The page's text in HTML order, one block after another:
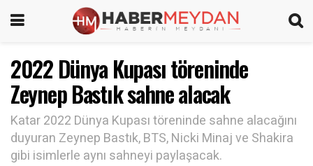
2022 Dünya Kupası töreninde
Zeynep Bastık sahne alacak
Katar 2022 Dünya Kupası töreninde sahne alacağını
duyuran Zeynep Bastık, BTS, Nicki Minaj ve Shakira
gibi isimlerle aynı sahneyi paylaşacak.